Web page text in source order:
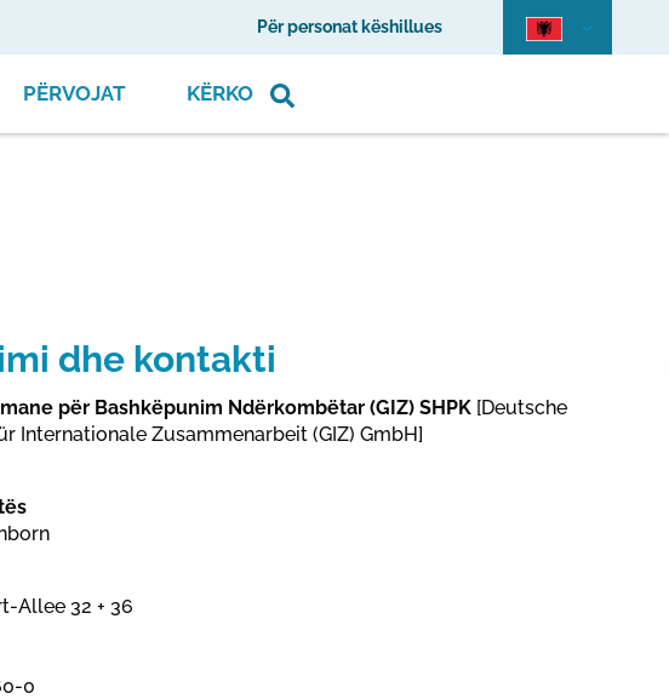
Për personat këshillues
PËRVOJAT KËRKO
dhe kontakti
për Bashkëpunim Ndërkombëtar (GIZ) SHPK [Deutsche
Internationale Zusammenarbeit (GIZ) GmbH]
Allee 32 + 36
0